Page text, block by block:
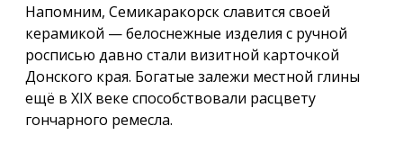
Напомним, Семикаракорск славится своей
керамикой — белоснежные изделия с ручной
росписью давно стали визитной карточкой
Донского края. Богатые залежи местной глины
ещё в XIX веке способствовали расцвету
гончарного ремесла.